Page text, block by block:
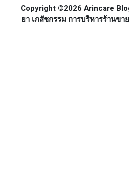
Copyright ©2026 Arincare
ยา เภสัชกรรม การบริหารร้านข